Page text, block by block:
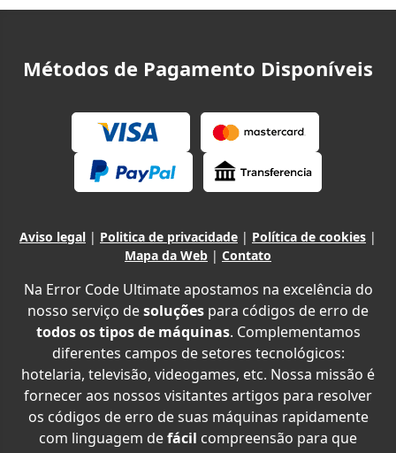
Métodos de Pagamento Disponíveis
Aviso legal | Politica de privacidade | Política de cookies |
Mapa da Web | Contato
Na Error Code Ultimate apostamos na excelência do
nosso serviço desoluções para códigos de erro de
todos os tipos de máquinas. Complementamos
diferentes campos de setores tecnológicos:
hotelaria, televisão, videogames, etc. Nossa missão é
fornecer aos nossos visitantes artigos para resolver
os códigos de erro de suas máquinas rapidamente
com linguagem defácil compreensão para que